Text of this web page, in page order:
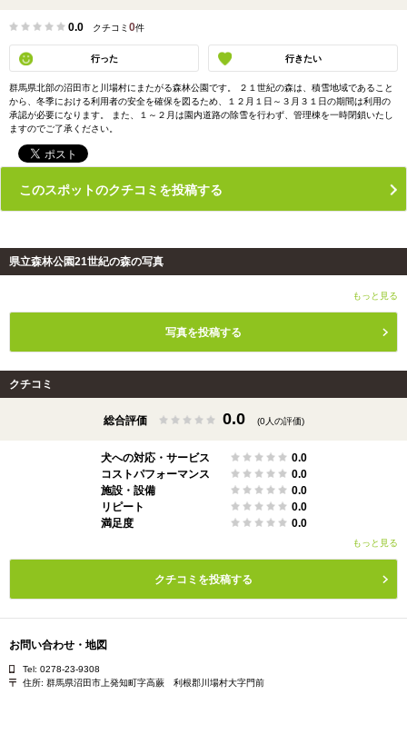
0.0 クチコミ 0件
行った 行きたい
群馬県北部の沼田市と川場村にまたがる森林公園です。 ２１世紀の森は、積雪地域であること
から、冬季における利用者の安全を確保を図るため、１２月１日～３月３１日の期間は利用の
承認が必要になります。 また、１～２月は園内道路の除雪を行わず、管理棟を一時閉鎖いたし
ますのでご了承ください。
このスポットのクチコミを投稿する
県立森林公園21世紀の森の写真
もっと見る
写真を投稿する
クチコミ
総合評価 0.0 (0人の評価)
犬への対応・サービス
0.0
コストパフォーマンス
0.0
施設・設備
0.0
リピート
0.0
満足度
0.0
もっと見る
クチコミを投稿する
お問い合わせ・地図
Tel: 0278-23-9308
住所: 群馬県沼田市上発知町字高蕨 利根郡川場村大字門前